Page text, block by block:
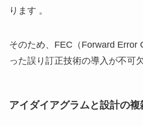
ります 。
そのため、FEC（Forward Error
った誤り訂正技術の導入が不可
アイダイアグラムと設計の複